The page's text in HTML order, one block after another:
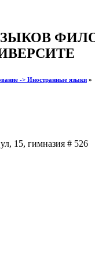
-> Иностранные языки »
15, гимназия # 526